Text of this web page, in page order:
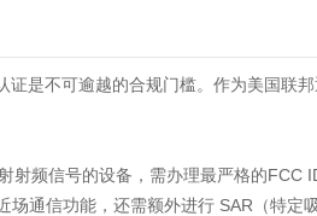
证是不可逾越的合规门槛。作为美国联
频信号的设备，需办理最严格的FCC
通信功能，还需额外进行 SAR（特定